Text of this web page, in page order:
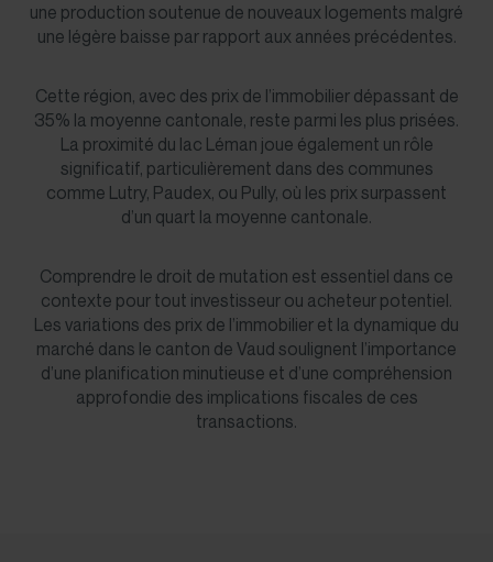
une production soutenue de nouveaux logements malgré
une légère baisse par rapport aux années précédentes.
Cette région, avec des prix de l’immobilier dépassant de
35% la moyenne cantonale, reste parmi les plus prisées.
La proximité du lac Léman joue également un rôle
significatif, particulièrement dans des communes
comme Lutry, Paudex, ou Pully, où les prix surpassent
d’un quart la moyenne cantonale​.
Comprendre le droit de mutation est essentiel dans ce
contexte pour tout investisseur ou acheteur potentiel.
Les variations des prix de l’immobilier et la dynamique du
marché dans le canton de Vaud soulignent l’importance
d’une planification minutieuse et d’une compréhension
approfondie des implications fiscales de ces
transactions.